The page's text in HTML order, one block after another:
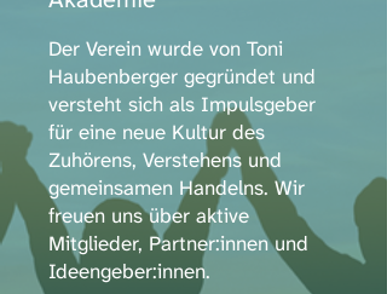
Der Verein wurde von Toni
Haubenberger gegründet und
versteht sich als Impulsgeber
für eine neue Kultur des
Zuhörens, Verstehens und
gemeinsamen Handelns. Wir
freuen uns über aktive
Mitglieder, Partner:innen und
Ideengeber:innen.